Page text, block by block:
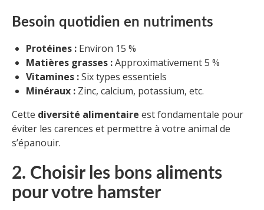
Besoin quotidien en nutriments
Protéines : Environ 15 %
Matières grasses :Approximativement 5 %
Vitamines :Six types essentiels
Minéraux : Zinc, calcium, potassium, etc.
Cette diversité alimentaire est fondamentale pour
éviter les carences et permettre à votre animal de
s’épanouir.
2. Choisir les bons aliments
pour votre hamster